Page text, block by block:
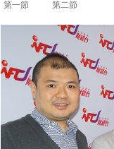
第一節
第二節